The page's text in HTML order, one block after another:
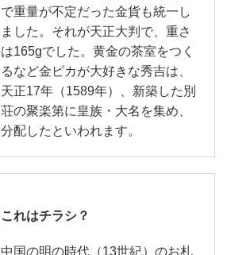
で重量が不定だった金貨も統一し
ました。それが天正大判で、重さ
は165gでした。黄金の茶室をつく
るなど金ピカが大好きな秀吉は、
天正17年（1589年）、新築した別
荘の聚楽第に皇族・大名を集め、
分配したといわれます。
これはチラシ？
中国の明の時代（13世紀）のお札